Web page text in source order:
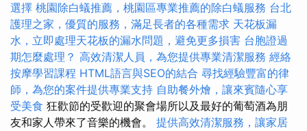
選擇 桃園除白蟻推薦，桃園區專業推薦的除白蟻服務 台北
護理之家，優質的服務，滿足長者的各種需求 天花板漏
水，立即處理天花板的漏水問題，避免更多損害 台胞證過
期怎麼處理？ 高效清潔人員，為您提供專業清潔服務 經絡
按摩學習課程 HTML語言與SEO的結合 尋找經驗豐富的律
師，為您的案件提供專業支持 自助餐外燴，讓來賓隨心享
受美食 狂歡節的受歡迎的聚會場所以及最好的葡萄酒為朋
友和家人帶來了音樂的機會。 提供高效清潔服務，讓家居